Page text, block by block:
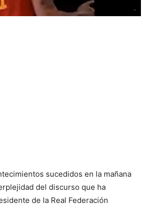
sucedidos en la mañana
del discurso que ha
de la Real Federación